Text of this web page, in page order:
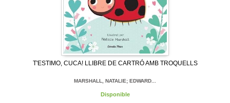
T'ESTIMO, CUCA! LLIBRE DE CARTRÓ AMB TROQUELLS
MARSHALL, NATALIE; EDWARD...
Disponible